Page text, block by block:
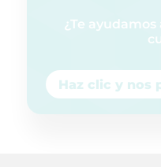
¿Te
Haz clic y nos